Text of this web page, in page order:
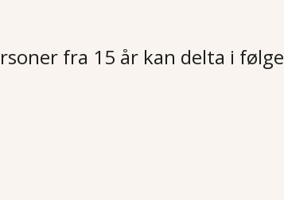
fra 15 år kan delta i følge